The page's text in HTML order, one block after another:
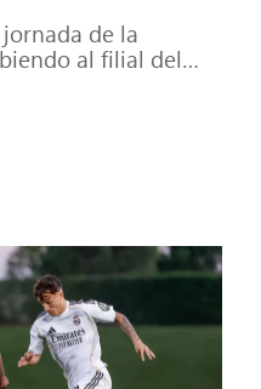
de la
al filial del